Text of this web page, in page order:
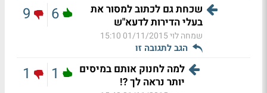
שכחת גם לכתוב למסור את
בעלי הדירות לדעא"ש
שמחה לוי01/11/2015 15:10
הגב לתגובה זו
6
9
למה לחנוק אותם במיסים
יותר נראה לך ?!
1
1